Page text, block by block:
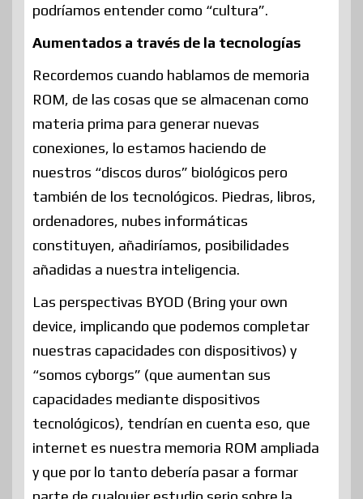
podríamos entender como “cultura”.
Aumentados a través de la tecnologías
Recordemos cuando hablamos de memoria
ROM, de las cosas que se almacenan como
materia prima para generar nuevas
conexiones, lo estamos haciendo de
nuestros “discos duros” biológicos pero
también de los tecnológicos. Piedras, libros,
ordenadores, nubes informáticas
constituyen, añadiríamos, posibilidades
añadidas a nuestra inteligencia.
Las perspectivas BYOD (Bring your own
device, implicando que podemos completar
nuestras capacidades con dispositivos) y
“somos cyborgs” (que aumentan sus
capacidades mediante dispositivos
tecnológicos), tendrían en cuenta eso, que
internet es nuestra memoria ROM ampliada
y que por lo tanto debería pasar a formar